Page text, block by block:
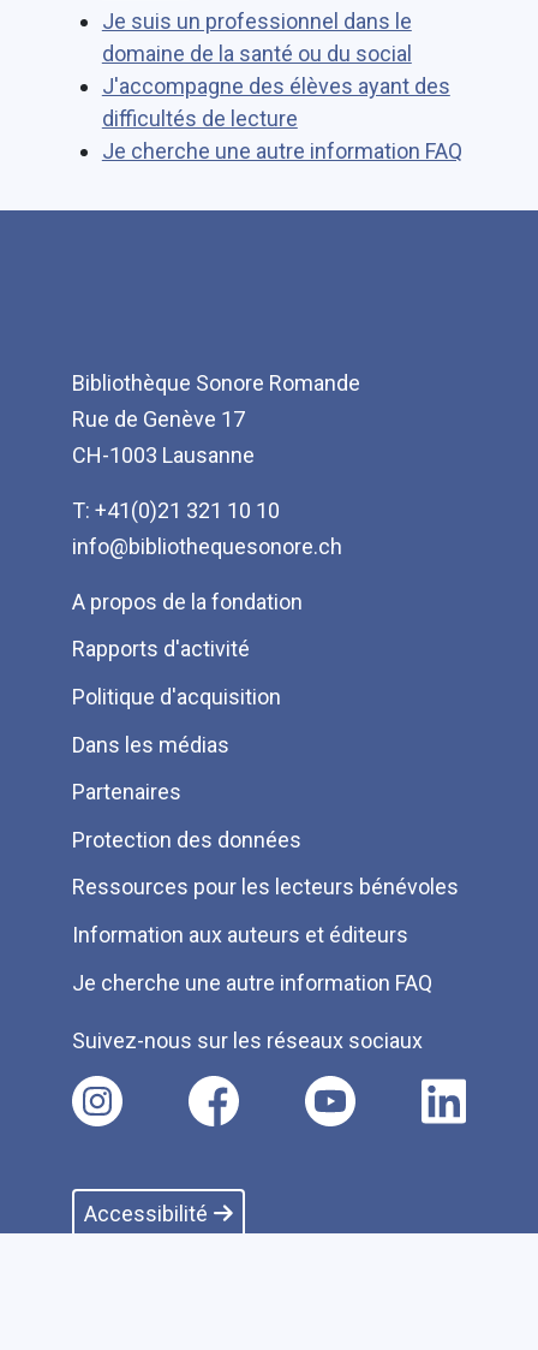
Je suis un professionnel dans le
domaine de la santé ou du social
J'accompagne des élèves ayant des
difficultés de lecture
Je cherche une autre information FAQ
Bibliothèque Sonore Romande
Rue de Genève 17
CH-1003 Lausanne
T: +41(0)21 321 10 10
info@bibliothequesonore.ch
Menu
Pied
de
page
A propos de la fondation
Rapports d'activité
Politique d'acquisition
Dans les médias
Partenaires
Protection des données
Ressources pour les lecteurs bénévoles
Information aux auteurs et éditeurs
Je cherche une autre information FAQ
Suivez-nous sur les réseaux sociaux
Accessibilité